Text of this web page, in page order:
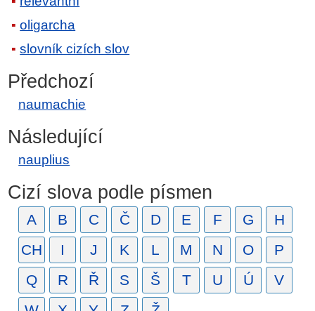
oligarcha
slovník cizích slov
Předchozí
naumachie
Následující
nauplius
Cizí slova podle písmen
A B C Č D E F G
H
CH
I J K L M N O
P
Q
R Ř S Š T U Ú
V